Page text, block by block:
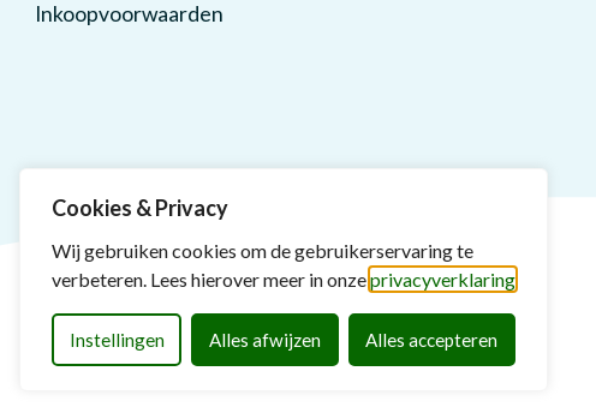
Cookies & Privacy
Wij gebruiken cookies om de gebruikerservaring te
verbeteren. Lees hierover meer in onzeprivacyverklaring
Instellingen Alles afwijzen Alles accepteren
Inkoopvoorwaarden